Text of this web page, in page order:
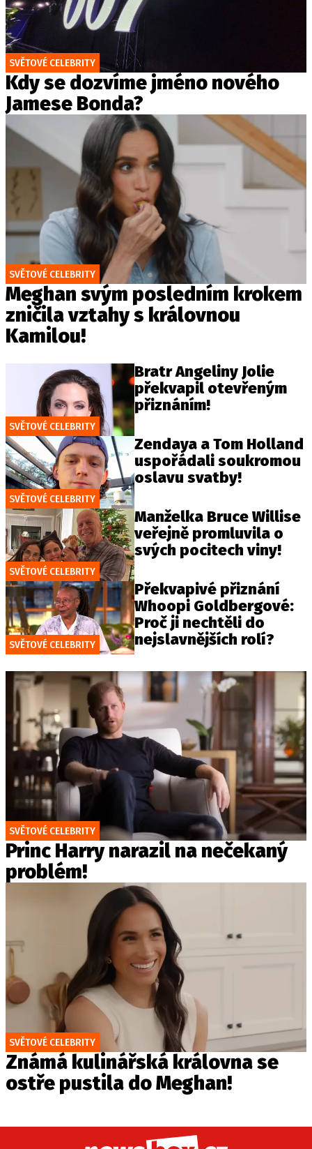
SVĚTOVÉ CELEBRITY
Kdy se dozvíme jméno nového
Jamese Bonda?
SVĚTOVÉ CELEBRITY
Meghan svým posledním krokem
zničila vztahy s královnou
Kamilou!
SVĚTOVÉ CELEBRITY
Bratr Angeliny Jolie
překvapil otevřeným
přiznáním!
SVĚTOVÉ CELEBRITY
Zendaya a Tom Holland
uspořádali soukromou
oslavu svatby!
SVĚTOVÉ CELEBRITY
Manželka Bruce Willise
veřejně promluvila o
svých pocitech viny!
SVĚTOVÉ CELEBRITY
Překvapivé přiznání
Whoopi Goldbergové:
Proč ji nechtěli do
nejslavnějších rolí?
SVĚTOVÉ CELEBRITY
Princ Harry narazil na nečekaný
problém!
SVĚTOVÉ CELEBRITY
Známá kulinářská královna se
ostře pustila do Meghan!